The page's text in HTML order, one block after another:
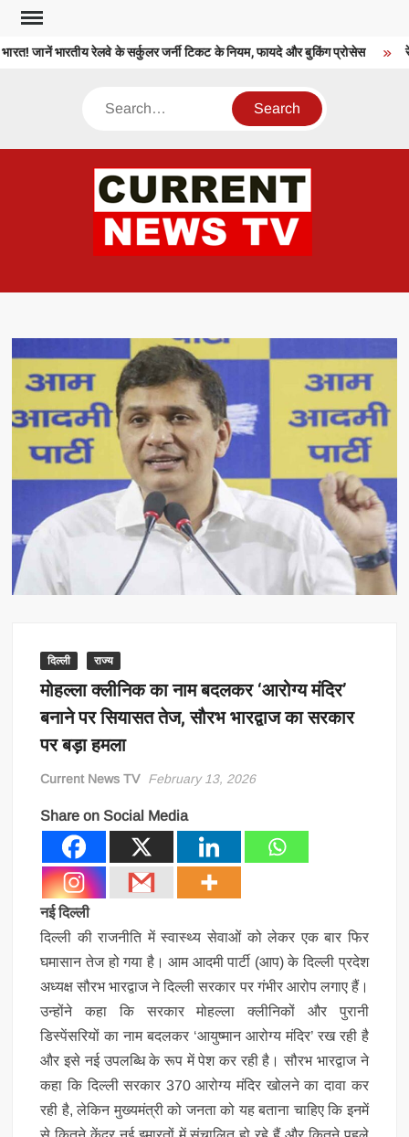
Skip
contentजानें भारतीय रेलवे के सर्कुलर जर्नी टिकट के नियम, फायदे और बुकिंग प्रोसेस
Search
दिल्ली राज्य
मोहल्ला क्लीनिक का नाम बदलकर ‘आरोग्य मंदिर’
बनाने पर सियासत तेज, सौरभ भारद्वाज का सरकार
पर बड़ा हमला
Current News TV February 13, 2026
Share on Social Media
नई दिल्ली
दिल्ली की राजनीति में स्वास्थ्य सेवाओं को लेकर एक बार फिर
घमासान तेज हो गया है। आम आदमी पार्टी (आप) के दिल्ली प्रदेश
अध्यक्ष सौरभ भारद्वाज ने दिल्ली सरकार पर गंभीर आरोप लगाए हैं।
उन्होंने कहा कि सरकार मोहल्ला क्लीनिकों और पुरानी
डिस्पेंसरियों का नाम बदलकर ‘आयुष्मान आरोग्य मंदिर’ रख रही है
और इसे नई उपलब्धि के रूप में पेश कर रही है। सौरभ भारद्वाज ने
कहा कि दिल्ली सरकार 370 आरोग्य मंदिर खोलने का दावा कर
रही है, लेकिन मुख्यमंत्री को जनता को यह बताना चाहिए कि इनमें